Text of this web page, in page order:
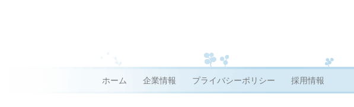
ホーム 企業情報 プライバシーポリシー 採用情報